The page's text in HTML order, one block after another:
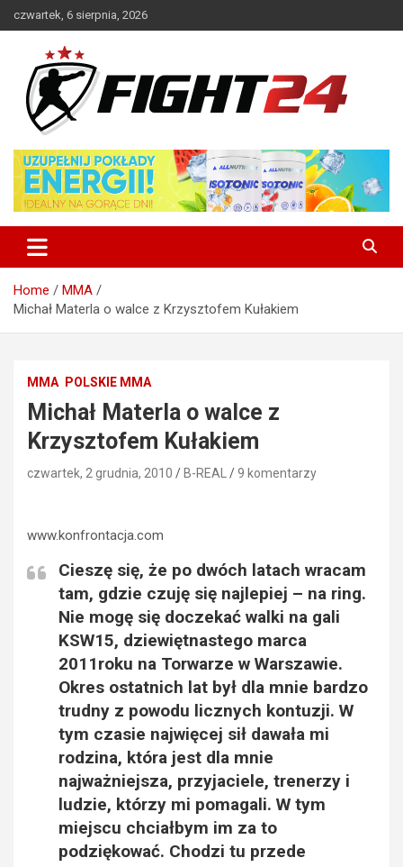
to
czwartek, 6 sierpnia, 2026
FIGHT24.PL – MMA i K-1, UFC
Home
MMA
Michał Materla o walce z Krzysztofem Kułakiem
MMA POLSKIE MMA
Michał Materla o walce z
Krzysztofem Kułakiem
czwartek, 2 grudnia, 2010 B-REAL 9 komentarzy
www.konfrontacja.com
Cieszę się, że po dwóch latach wracam
tam, gdzie czuję się najlepiej – na ring.
Nie mogę się doczekać walki na gali
KSW15, dziewiętnastego marca
2011roku na Torwarze w Warszawie.
Okres ostatnich lat był dla mnie bardzo
trudny z powodu licznych kontuzji. W
tym czasie najwięcej sił dawała mi
rodzina, która jest dla mnie
najważniejsza, przyjaciele, trenerzy i
ludzie, którzy mi pomagali. W tym
miejscu chciałbym im za to
podziękować. Chodzi tu przede